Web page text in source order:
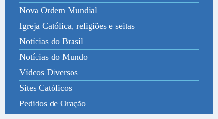
Nova Ordem Mundial
Igreja Católica, religiões e seitas
Notícias do Brasil
Notícias do Mundo
Vídeos Diversos
Sites Católicos
Pedidos de Oração